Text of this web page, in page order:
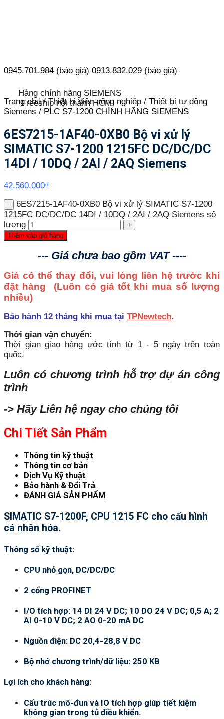
0945.701.984 (báo giá) 0913.832.029 (báo giá)
Hàng chính hãng SIEMENS
Freeship nội thành HCM
Trang chủ / Thiết bị điện công nghiệp / Thiết bị tự động
Siemens / PLC S7-1200 CHÍNH HÃNG SIEMENS
6ES7215-1AF40-0XB0 Bộ vi xử lý
SIMATIC S7-1200 1215FC DC/DC/DC
14DI / 10DQ / 2AI / 2AQ Siemens
42,560,000₫
6ES7215-1AF40-0XB0 Bộ vi xử lý SIMATIC S7-1200
1215FC DC/DC/DC 14DI / 10DQ / 2AI / 2AQ Siemens số
lượng
Thêm vào giỏ hàng
--- Giá chưa bao gồm VAT ----
Giá có thể thay đổi, vui lòng liên hệ trước khi
đặt hàng (Luôn có giá tốt khi mua số lượng
nhiều)
Bảo hành 12 tháng khi mua tại TPNewtech.
Thời gian vận chuyển:
Thời gian giao hàng ước tính từ 1 - 5 ngày trên toàn
quốc.
Luôn có chương trình hỗ trợ dự án công
trình
-> Hãy Liên hệ ngay cho chúng tôi
Chi Tiết Sản Phẩm
Thông tin kỹ thuật
Thông tin cơ bản
Dịch Vụ Kỹ thuật
Bảo hành & Đổi Trả
ĐÁNH GIÁ SẢN PHẨM
SIMATIC S7-1200F, CPU 1215 FC cho cấu hình
cá nhân hóa.
Thông số kỹ thuật:
CPU nhỏ gọn, DC/DC/DC
2 cổng PROFINET
I/O tích hợp: 14 DI 24 V DC; 10 DO 24 V DC; 0,5 A; 2
AI 0-10 V DC; 2 AO 0-20 mA DC
Nguồn điện: DC 20,4-28,8 V DC
Bộ nhớ chương trình/dữ liệu: 250 KB
Lợi ích cho khách hàng:
Cấu trúc mô-đun và IO tích hợp giúp tiết kiệm
không gian trong tủ điều khiển.